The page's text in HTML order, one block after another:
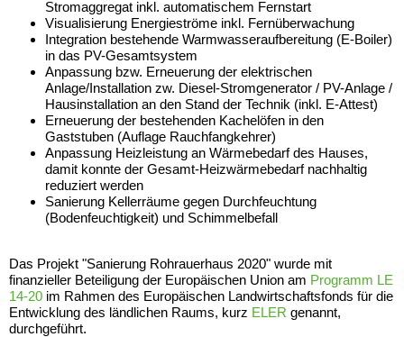
Stromaggregat inkl. automatischem Fernstart
Visualisierung Energieströme inkl. Fernüberwachung
Integration bestehende Warmwasseraufbereitung (E-Boiler)
in das PV-Gesamtsystem
Anpassung bzw. Erneuerung der elektrischen
Anlage/Installation zw. Diesel-Stromgenerator / PV-Anlage /
Hausinstallation an den Stand der Technik (inkl. E-Attest)
Erneuerung der bestehenden Kachelöfen in den
Gaststuben (Auflage Rauchfangkehrer)
Anpassung Heizleistung an Wärmebedarf des Hauses,
damit konnte der Gesamt-Heizwärmebedarf nachhaltig
reduziert werden
Sanierung Kellerräume gegen Durchfeuchtung
(Bodenfeuchtigkeit) und Schimmelbefall
Das Projekt "Sanierung Rohrauerhaus 2020" wurde mit
finanzieller Beteiligung der Europäischen Union am Programm LE
14-20 im Rahmen des Europäischen Landwirtschaftsfonds für die
Entwicklung des ländlichen Raums, kurz ELER genannt,
durchgeführt.